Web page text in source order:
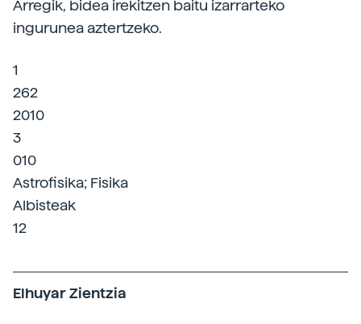
Arregik, bidea irekitzen baitu izarrarteko
ingurunea aztertzeko.
1
262
2010
3
010
Astrofisika; Fisika
Albisteak
12
Elhuyar Zientzia